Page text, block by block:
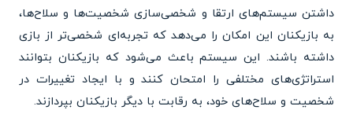
داشتن سیستم‌های ارتقا و شخصی‌سازی شخصیت‌ها و سلاح‌ها،
به بازیکنان این امکان را می‌دهد که تجربه‌ای شخصی‌تر از بازی
داشته باشند. این سیستم باعث می‌شود که بازیکنان بتوانند
استراتژی‌های مختلفی را امتحان کنند و با ایجاد تغییرات در
شخصیت و سلاح‌های خود، به رقابت با دیگر بازیکنان بپردازند.